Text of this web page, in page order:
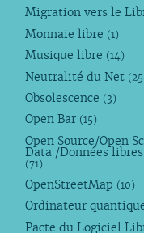
Migration vers le
Monnaie libre (1)
Musique libre (14)
Neutralité du Net
Obsolescence (3)
Open Bar (15)
Open Source/Open
Data /Données
(71)
OpenStreetMap (10)
Ordinateur
Pacte du Logiciel